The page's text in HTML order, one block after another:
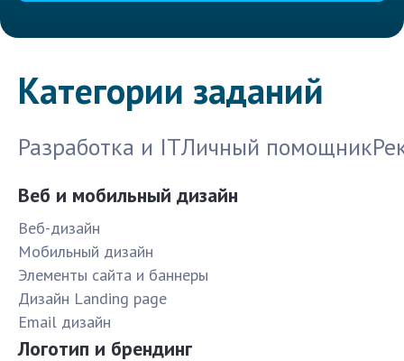
Категории заданий
Разработка и ITЛичный помощник
Веб и мобильный дизайн
Веб-дизайн
Мобильный дизайн
Элементы сайта и баннеры
Дизайн Landing page
Email дизайн
Логотип и брендинг